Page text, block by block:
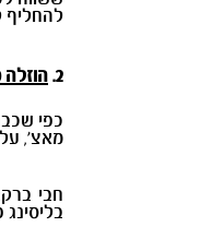
להחליף
2.
כפי
מאצ',
חבי